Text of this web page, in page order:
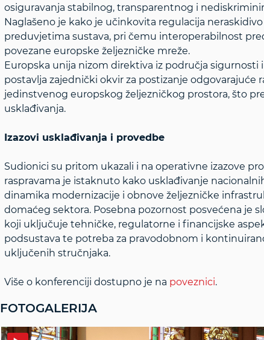
osiguravanja stabilnog, transparentnog i
Naglašeno je kako je učinkovita regulacija
preduvjetima sustava, pri čemu interoperabilnost
povezane europske željezničke mreže.
Europska unija nizom direktiva iz područja sigurnosti
postavlja zajednički okvir za postizanje odgovarajuće
jedinstvenog europskog željezničkog prostora, što
usklađivanja.
Izazovi usklađivanja i provedbe
Sudionici su pritom ukazali i na operativne izazove
raspravama je istaknuto kako usklađivanje
dinamika modernizacije i obnove željezničke
domaćeg sektora. Posebna pozornost posvećena je
koji uključuje tehničke, regulatorne i financijske
podsustava te potreba za pravodobnom i
uključenih stručnjaka.
Više o konferenciji dostupno je na poveznici.
FOTOGALERIJA